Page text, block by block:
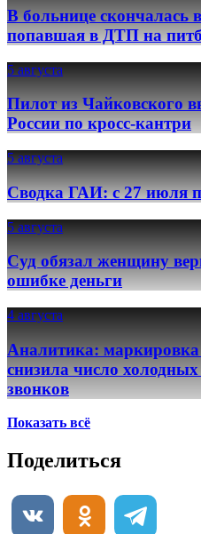
В больнице скончалась
попавшая в ДТП на
5 августа
Пилот из Чайковского
России по кросс-кантри
5 августа
Сводка ГАИ: с 27 июля
5 августа
Суд обязал женщину
ошибке деньги
4 августа
Аналитика:
снизила число
звонков
Показать всё
Поделиться